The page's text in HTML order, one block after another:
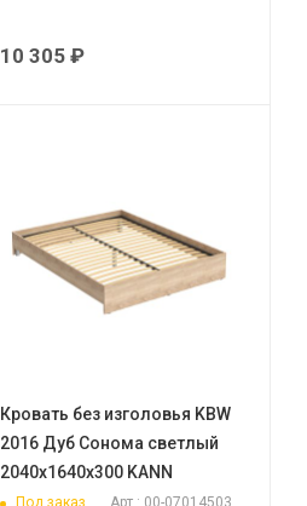
10 305₽
Кровать без изголовья KBW
2016 Дуб Сонома светлый
2040х1640х300 KANN
Под заказ Арт.: 00-07014503